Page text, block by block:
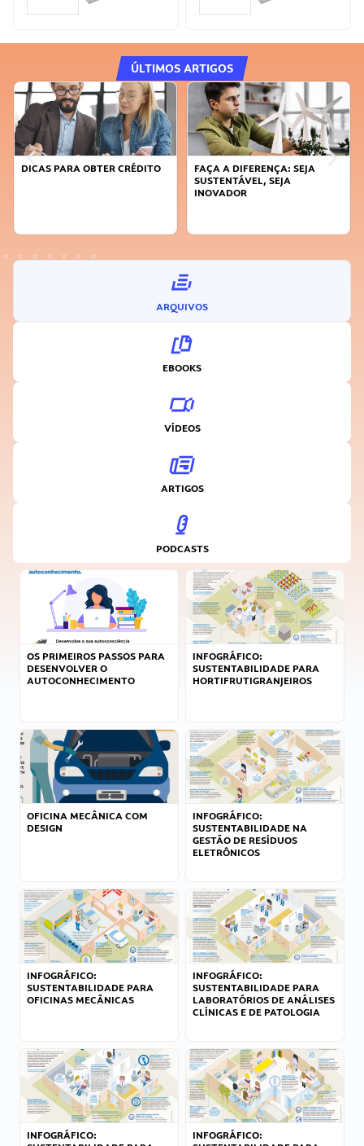
ÚLTIMOS ARTIGOS
DICAS PARA OBTER CRÉDITO
FAÇA A DIFERENÇA: SEJA
SUSTENTÁVEL, SEJA
INOVADOR
ARQUIVOS
EBOOKS
VÍDEOS
ARTIGOS
PODCASTS
OS PRIMEIROS PASSOS PARA
DESENVOLVER O
AUTOCONHECIMENTO
INFOGRÁFICO:
SUSTENTABILIDADE PARA
HORTIFRUTIGRANJEIROS
OFICINA MECÂNICA COM
DESIGN
INFOGRÁFICO:
SUSTENTABILIDADE NA
GESTÃO DE RESÍDUOS
ELETRÔNICOS
INFOGRÁFICO:
SUSTENTABILIDADE PARA
OFICINAS MECÂNICAS
INFOGRÁFICO:
SUSTENTABILIDADE PARA
LABORATÓRIOS DE ANÁLISES
CLÍNICAS E DE PATOLOGIA
INFOGRÁFICO:
INFOGRÁFICO: